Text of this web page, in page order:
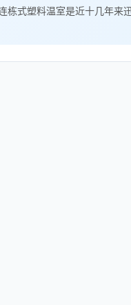
栋式塑料温室是近十几年来